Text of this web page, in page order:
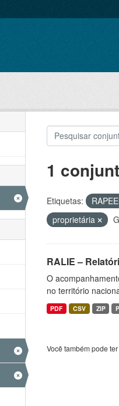
1
Etiquetas:
proprietária
RALIE –
O
no território
PDF CSV ZIP
Você também pode